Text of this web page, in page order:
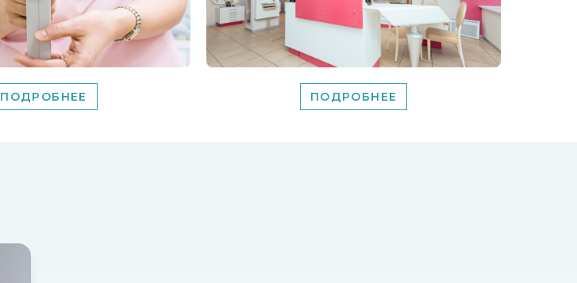
ПОДРОБНЕЕ ПОДРОБНЕЕ